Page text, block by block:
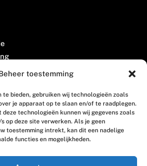
toestemming
te bieden, gebruiken wij technologieën zoals
je apparaat op te slaan en/of te raadplegen.
deze technologieën kunnen wij gegevens zoals
op deze site verwerken. Als je geen
toestemming intrekt, kan dit een nadelige
functies en mogelijkheden.